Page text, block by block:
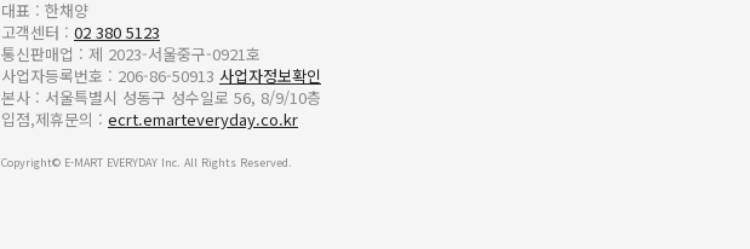
대표 : 한채양
고객센터 : 02 380 5123
통신판매업 : 제 2023-서울중구-0921호
사업자등록번호 : 206-86-50913 사업자정보확인
본사 : 서울특별시 성동구 성수일로 56, 8/9/10층
입점,제휴문의 : ecrt.emarteveryday.co.kr
Copyright© E-MART EVERYDAY Inc. All Rights Reserved.